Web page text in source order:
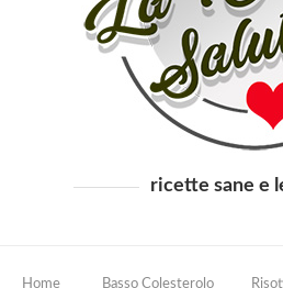
ricette sane e
Home Basso Colesterolo